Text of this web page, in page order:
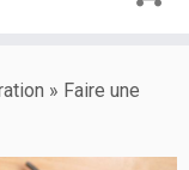
» Faire une